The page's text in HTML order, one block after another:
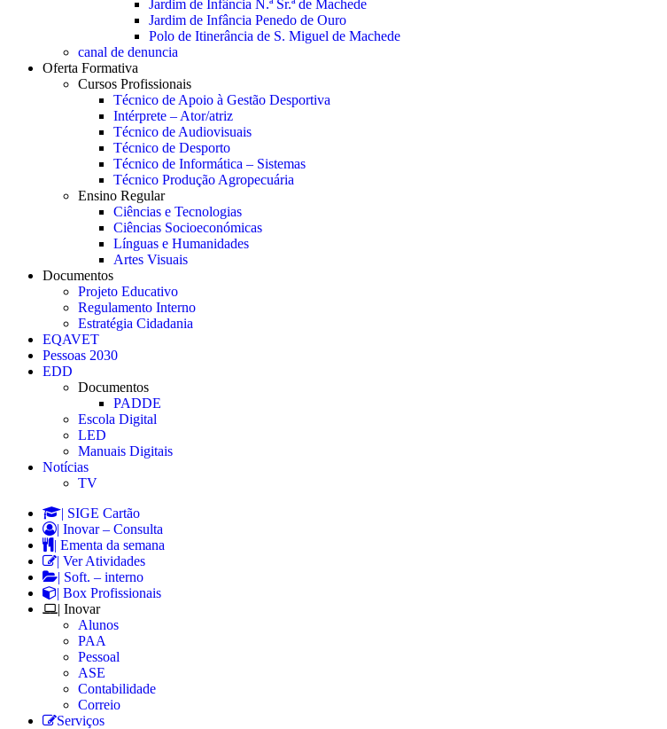
Jardim de Infância N.ª Sr.ª de Machede
Jardim de Infância Penedo de Ouro
Polo de Itinerância de S. Miguel de Machede
canal de denuncia
Oferta Formativa
Cursos Profissionais
Técnico de Apoio à Gestão Desportiva
Intérprete – Ator/atriz
Técnico de Audiovisuais
Técnico de Desporto
Técnico de Informática – Sistemas
Técnico Produção Agropecuária
Ensino Regular
Ciências e Tecnologias
Ciências Socioeconómicas
Línguas e Humanidades
Artes Visuais
Documentos
Projeto Educativo
Regulamento Interno
Estratégia Cidadania
EQAVET
Pessoas 2030
EDD
Documentos
PADDE
Escola Digital
LED
Manuais Digitais
Notícias
TV
| SIGE Cartão
| Inovar – Consulta
| Ementa da semana
| Ver Atividades
| Soft. – interno
| Box Profissionais
| Inovar
Alunos
PAA
Pessoal
ASE
Contabilidade
Correio
Serviços